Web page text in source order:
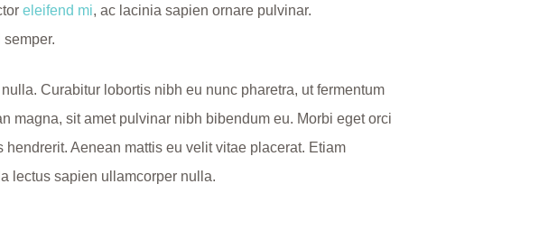
eleifend mi, ac lacinia sapien ornare pulvinar.
Curabitur lobortis nibh eu nunc pharetra, ut fermentum
magna, sit amet pulvinar nibh bibendum eu. Morbi eget orci
Aenean mattis eu velit vitae placerat. Etiam
lectus sapien ullamcorper nulla.